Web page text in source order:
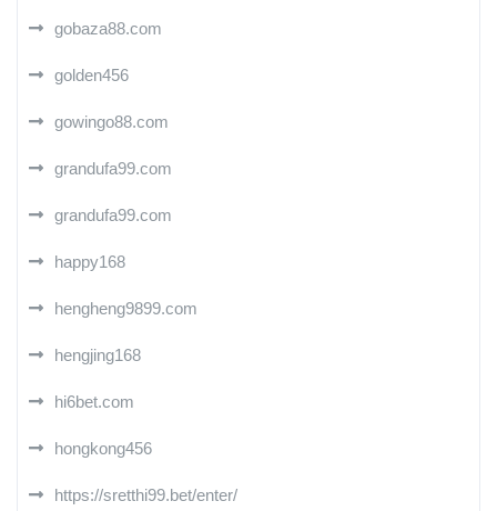
gobaza88.com
golden456
gowingo88.com
grandufa99.com
grandufa99.com
happy168
hengheng9899.com
hengjing168
hi6bet.com
hongkong456
https://sretthi99.bet/enter/